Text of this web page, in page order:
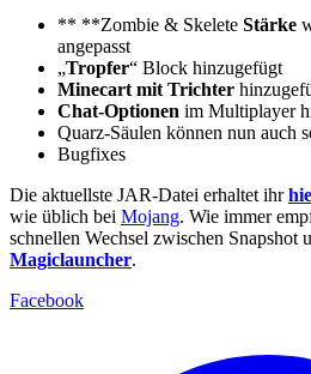
** **Zombie & Skelete Stärke
angepasst
„Tropfer“ Block hinzugefügt
Minecart mit Trichter
Chat-Optionen im Multiplayer
Quarz-Säulen können nun auch
Bugfixes
Die aktuellste JAR-Datei erhaltet ihr
wie üblich bei Mojang. Wie immer
schnellen Wechsel zwischen Snapshot
Magiclauncher.
Facebook